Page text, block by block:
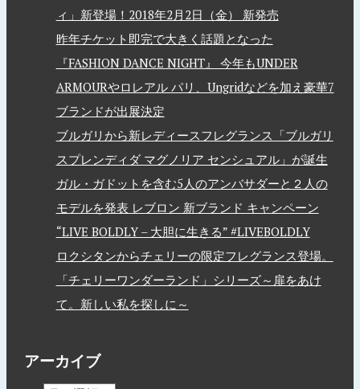
ィ」新登場！2018年2月2日（金） 新発売
昨年チケット即完で大きく話題となった
『FASHION DANCE NIGHT』 今年もUNDER
ARMOURやロレアル パリ、Ungridなどを加え豪華7
ブランドが出展決定
ブルガリから新レディースフレグランス「ブルガリ
スプレンディダ マグノリア センシュアル」が誕生
ガル・ガドットを含む5人のアンバサダーと２人の
モデルを発表 レブロン 新ブランド キャンペーン
“LIVE BOLDLY – 大胆に生きる” #LIVEBOLDLY
ロクシタンからチェリーの限定フレグランス登場。
「チェリーワンダーランド」シリーズ～扉をあけ
て。新しい私を探しに～
アーカイブ